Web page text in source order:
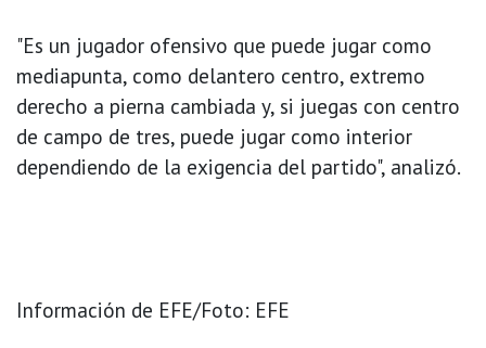
"Es un jugador ofensivo que puede jugar como
mediapunta, como delantero centro, extremo
derecho a pierna cambiada y, si juegas con centro
de campo de tres, puede jugar como interior
dependiendo de la exigencia del partido", analizó.
Información de EFE/Foto: EFE